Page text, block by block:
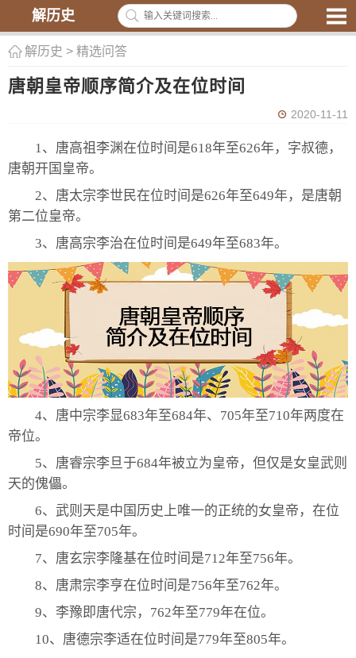
解历史
解历史 > 精选问答
唐朝皇帝顺序简介及在位时间
2020-11-11
1、唐高祖李渊在位时间是618年至626年，字叔德，
唐朝开国皇帝。
2、唐太宗李世民在位时间是626年至649年，是唐朝
第二位皇帝。
3、唐高宗李治在位时间是649年至683年。
4、唐中宗李显683年至684年、705年至710年两度在
帝位。
5、唐睿宗李旦于684年被立为皇帝，但仅是女皇武则
天的傀儡。
6、武则天是中国历史上唯一的正统的女皇帝，在位
时间是690年至705年。
7、唐玄宗李隆基在位时间是712年至756年。
8、唐肃宗李亨在位时间是756年至762年。
9、李豫即唐代宗，762年至779年在位。
10、唐德宗李适在位时间是779年至805年。